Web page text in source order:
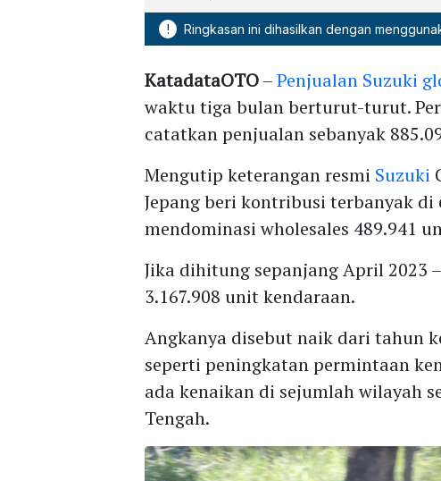
! Ringkasan ini dihasilkan dengan
KatadataOTO–Penjualan Suzuki
waktu tiga bulan berturut-turut.
catatkan penjualan sebanyak
Mengutip keterangan resmi Suzuki
Jepang beri kontribusi terbanyak
mendominasi wholesales 489.941
Jika dihitung sepanjang April 2023
3.167.908 unit kendaraan.
Angkanya disebut naik dari tahun
seperti peningkatan permintaan
ada kenaikan di sejumlah wilayah
Tengah.